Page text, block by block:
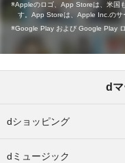
Appleのロゴ、App Storeは、米国
す。App Storeは、Apple Inc.のサ
Google Play および Google Play
d
dショッピング
dミュージック